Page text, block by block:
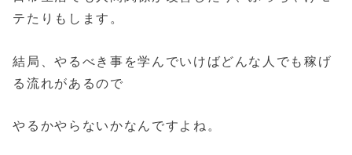
テたりもします。
結局、やるべき事を学んでいけばどんな人でも稼げ
る流れがあるので
やるかやらないかなんですよね。